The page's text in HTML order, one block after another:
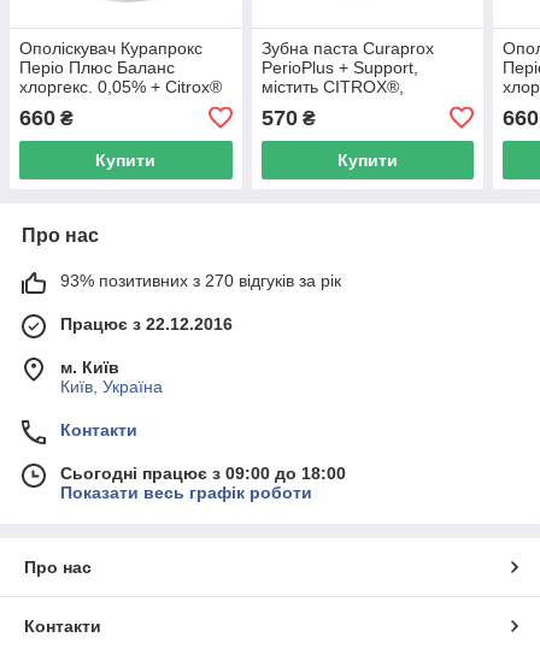
Ополіскувач Курапрокс
Періо Плюс Баланс
хлоргекс. 0,05% + Citrox®
фтор, 200 мл
660 ₴
Купити
Зубна паста Curaprox
PerioPlus + Support,
містить CITROX®,
0,09% хлоргексидину, 75
мл
570₴
Купити
660
Про нас
93% позитивних з 270 відгуків за рік
Працює з 22.12.2016
м. Київ
Київ, Україна
Контакти
Сьогодні працює з 09:00 до 18:00
Показати весь графік роботи
Про нас
Контакти